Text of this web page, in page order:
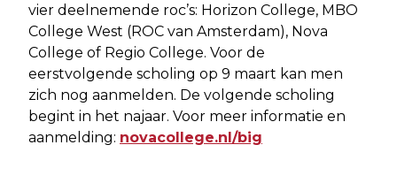
vier deelnemende roc’s: Horizon College, MBO
College West (ROC van Amsterdam), Nova
College of Regio College. Voor de
eerstvolgende scholing op 9 maart kan men
zich nog aanmelden. De volgende scholing
begint in het najaar. Voor meer informatie en
aanmelding: novacollege.nl/big